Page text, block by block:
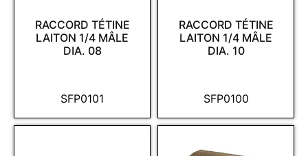
SFP0101
RACCORD TÉTINE
LAITON 1/4 MÂLE
DIA. 08
SFP0100
RACCORD TÉTINE
LAITON 1/4 MÂLE
DIA. 10